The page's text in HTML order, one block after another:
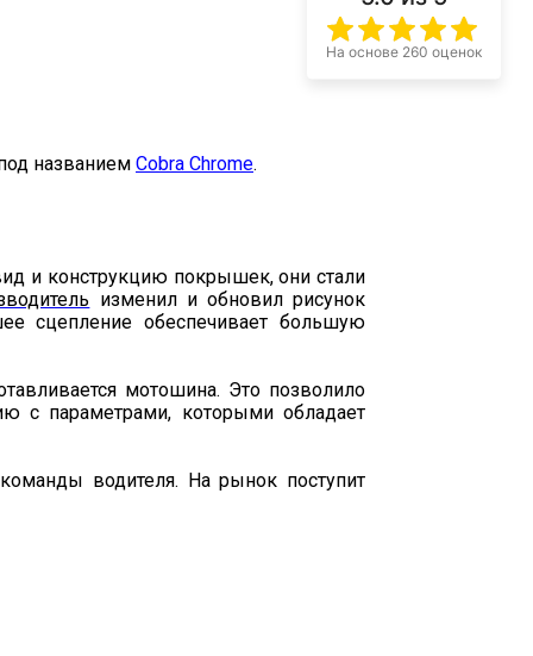
названием Cobra Chrome.
и конструкцию покрышек, они стали
изменил и обновил рисунок
сцепление обеспечивает большую
мотошина. Это позволило
с параметрами, которыми обладает
водителя. На рынок поступит
На основе 260 оценок